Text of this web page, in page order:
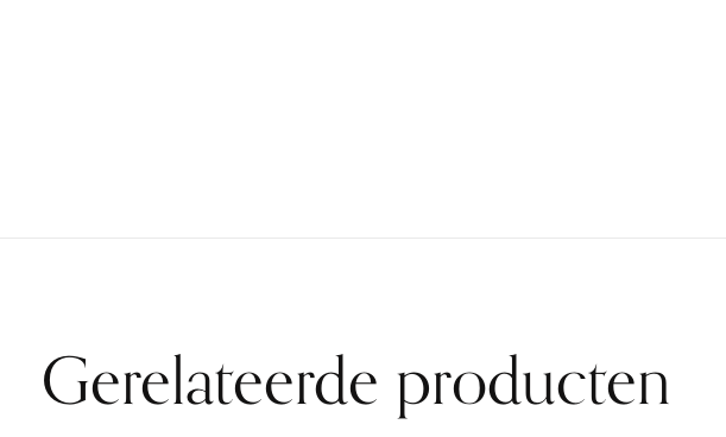
Gerelateerde producten